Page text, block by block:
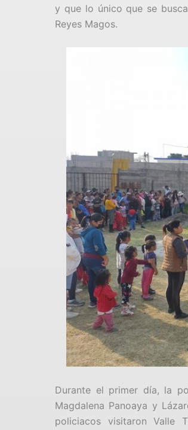
y que lo único que se
Reyes Magos.
Durante el primer día, la
Magdalena Panoaya y
policiacos visitaron Valle